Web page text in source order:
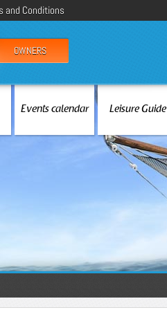
and Conditions
OWNERS
Events calendar Leisure Guide